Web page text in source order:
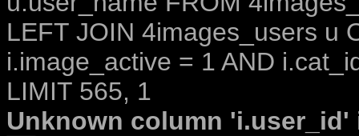
LEFT JOIN 4images_users u
i.image_active = 1 AND
LIMIT 565, 1
Unknown column